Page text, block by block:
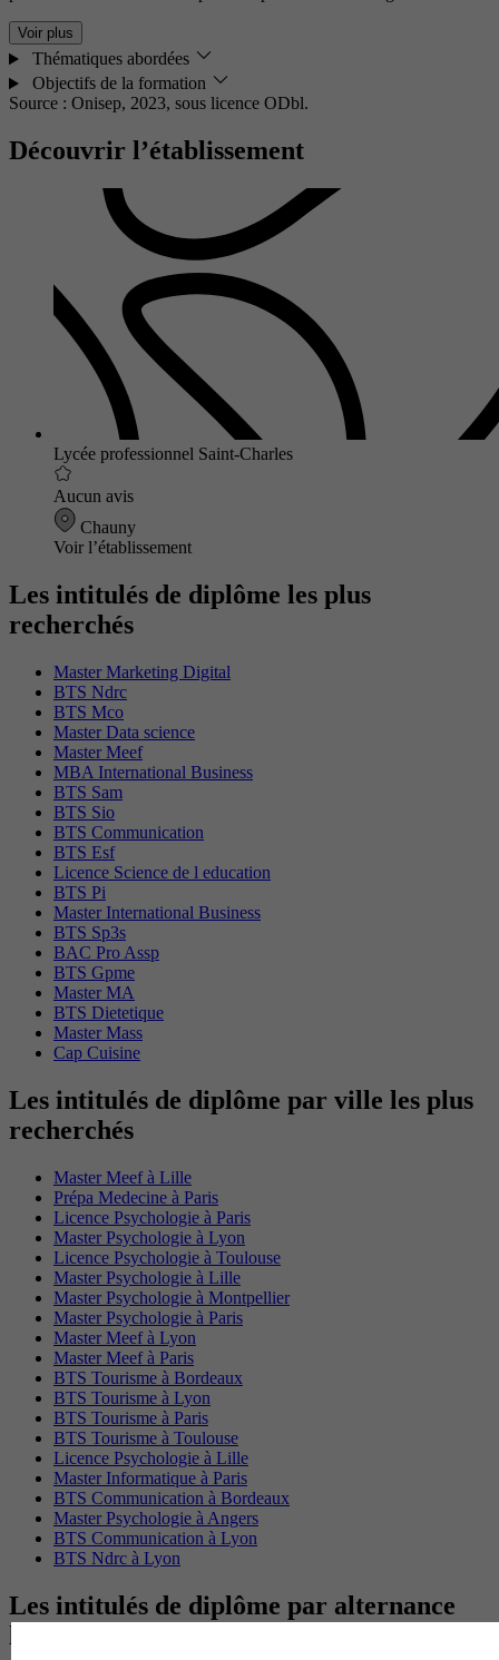
Voir plus
Thématiques abordées
Objectifs de la formation
Source : Onisep, 2023, sous licence ODbl.
Découvrir l’établissement
Lycée professionnel Saint-Charles
Aucun avis
Chauny
Voir l’établissement
Les intitulés de diplôme les plus
recherchés
Master Marketing Digital
BTS Ndrc
BTS Mco
Master Data science
Master Meef
MBA International Business
BTS Sam
BTS Sio
BTS Communication
BTS Esf
Licence Science de l education
BTS Pi
Master International Business
BTS Sp3s
BAC Pro Assp
BTS Gpme
Master MA
BTS Dietetique
Master Mass
Cap Cuisine
Les intitulés de diplôme par ville les plus
recherchés
Master Meef à Lille
Prépa Medecine à Paris
Licence Psychologie à Paris
Master Psychologie à Lyon
Licence Psychologie à Toulouse
Master Psychologie à Lille
Master Psychologie à Montpellier
Master Psychologie à Paris
Master Meef à Lyon
Master Meef à Paris
BTS Tourisme à Bordeaux
BTS Tourisme à Lyon
BTS Tourisme à Paris
BTS Tourisme à Toulouse
Licence Psychologie à Lille
Master Informatique à Paris
BTS Communication à Bordeaux
Master Psychologie à Angers
BTS Communication à Lyon
BTS Ndrc à Lyon
Les intitulés de diplôme par alternance
les plus recherchés